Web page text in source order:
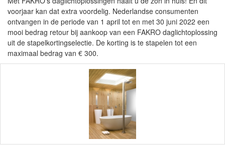
voorjaar kan dat extra voordelig. Nederlandse consumenten
ontvangen in de periode van 1 april tot en met 30 juni 2022 een
mooi bedrag retour bij aankoop van een FAKRO daglichtoplossing
uit de stapelkortingselectie. De korting is te stapelen tot een
maximaal bedrag van € 300.